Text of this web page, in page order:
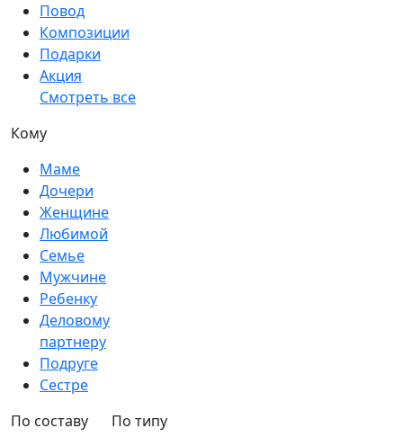
Повод
Композиции
Подарки
Акция
Смотреть все
Кому
Маме
Дочери
Женщине
Любимой
Семье
Мужчине
Ребенку
Деловому
партнеру
Подруге
Сестре
По составу
По типу